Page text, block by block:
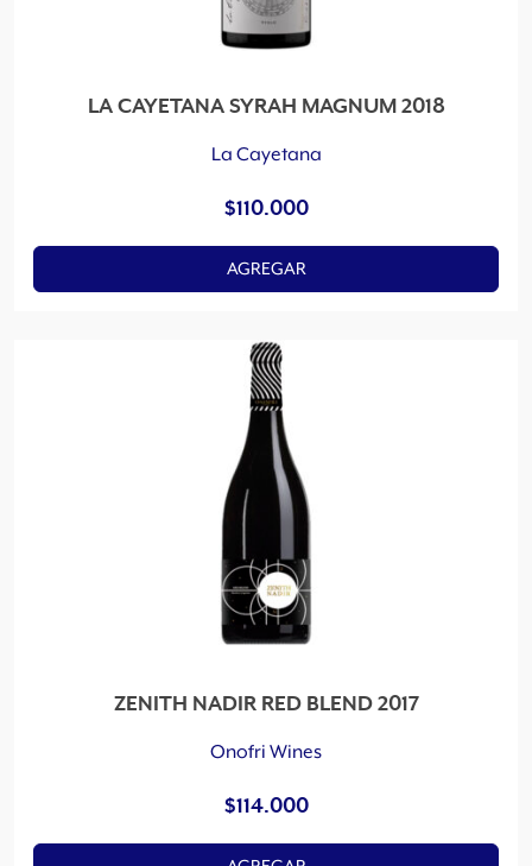
s
ú
m
s
LA CAYETANA SYRAH MAGNUM 2018
La Cayetana
$110.000
AGREGAR
ZENITH NADIR RED BLEND 2017
Onofri Wines
$114.000